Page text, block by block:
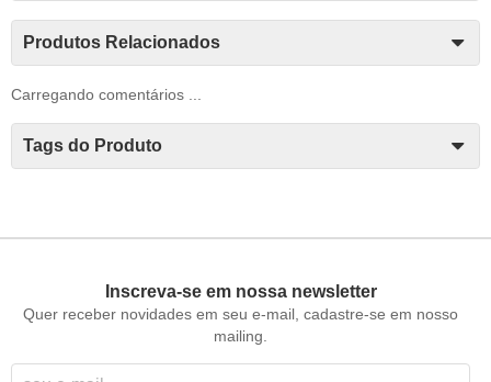
Produtos Relacionados
Carregando comentários ...
Tags do Produto
Inscreva-se em nossa newsletter
Quer receber novidades em seu e-mail, cadastre-se em nosso
mailing.